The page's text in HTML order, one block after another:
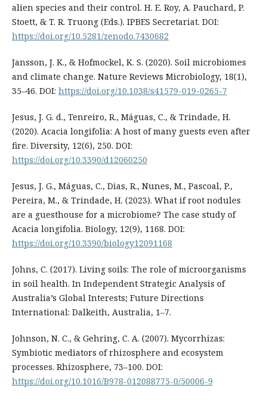
alien species and their control. H. E. Roy, A. Pauchard, P.
Stoett, & T. R. Truong (Eds.). IPBES Secretariat. DOI:
https://doi.org/10.5281/zenodo.7430682
Jansson, J. K., & Hofmockel, K. S. (2020). Soil microbiomes
and climate change. Nature Reviews Microbiology, 18(1),
35–46. DOI: https://doi.org/10.1038/s41579-019-0265-7
Jesus, J. G. d., Tenreiro, R., Máguas, C., & Trindade, H.
(2020). Acacia longifolia: A host of many guests even after
fire. Diversity, 12(6), 250. DOI:
https://doi.org/10.3390/d12060250
Jesus, J. G., Máguas, C., Dias, R., Nunes, M., Pascoal, P.,
Pereira, M., & Trindade, H. (2023). What if root nodules
are a guesthouse for a microbiome? The case study of
Acacia longifolia. Biology, 12(9), 1168. DOI:
https://doi.org/10.3390/biology12091168
Johns, C. (2017). Living soils: The role of microorganisms
in soil health. In Independent Strategic Analysis of
Australia’s Global Interests; Future Directions
International: Dalkeith, Australia, 1–7.
Johnson, N. C., & Gehring, C. A. (2007). Mycorrhizas:
Symbiotic mediators of rhizosphere and ecosystem
processes. Rhizosphere, 73–100. DOI:
https://doi.org/10.1016/B978-012088775-0/50006-9